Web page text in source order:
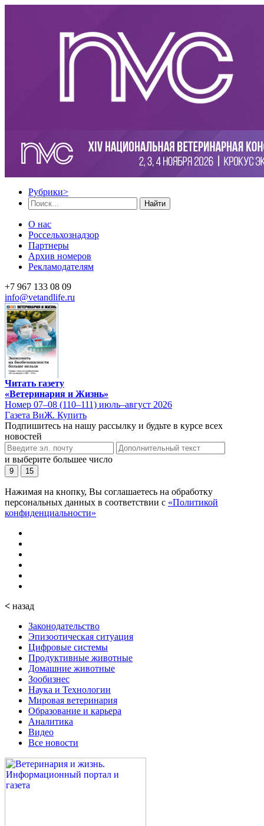
Рубрики>
Найти
О нас
Россельхознадзор
Партнеры
Архив номеров
Рекламодателям
+7 967 133 08 09
info@vetandlife.ru
Читать газету
«Ветеринария и Жизнь»
Номер 07–08 (110–111) июль–август 2026
Газета ВиЖ. Купить
Подпишитесь на нашу рассылку и будьте в курсе всех
новостей
и выберите большее число
9 15
Нажимая на кнопку, Вы соглашаетесь на обработку
персональных данных в соответствии с «Политикой
конфиденциальности»
< назад
Законодательство
Эпизоотическая ситуация
Цифровые системы
Продуктивные животные
Домашние животные
Зообизнес
Наука и Технологии
Мировая ветеринария
Образование и карьера
Аналитика
Видео
Все новости